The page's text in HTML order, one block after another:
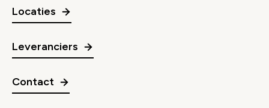
Locaties
Leveranciers
Contact